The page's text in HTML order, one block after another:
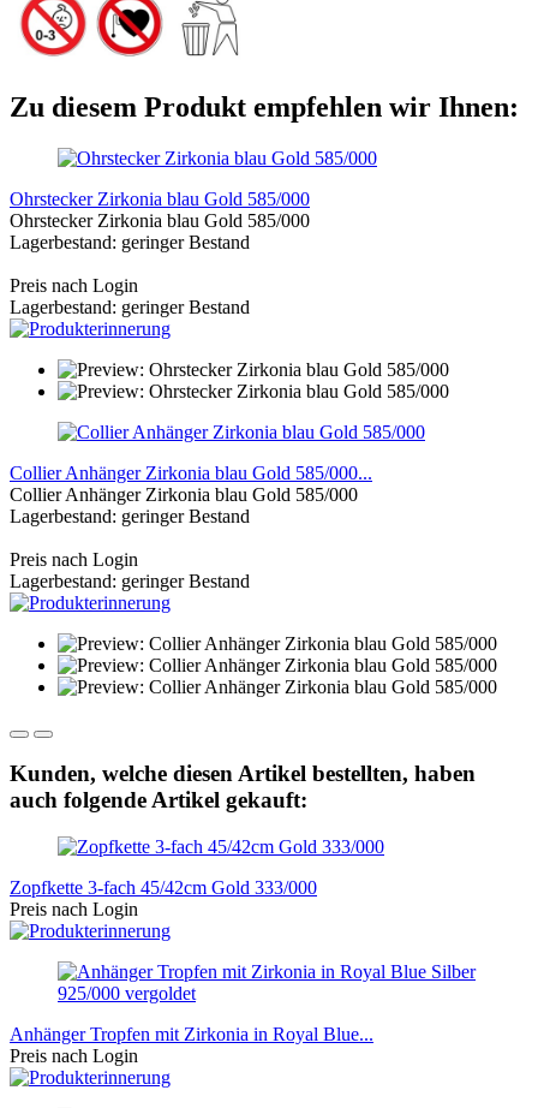
Zu diesem Produkt empfehlen wir Ihnen:
Ohrstecker Zirkonia blau Gold 585/000
Ohrstecker Zirkonia blau Gold 585/000
Lagerbestand: geringer Bestand
Preis nach Login
Lagerbestand: geringer Bestand
Collier Anhänger Zirkonia blau Gold 585/000...
Collier Anhänger Zirkonia blau Gold 585/000
Lagerbestand: geringer Bestand
Preis nach Login
Lagerbestand: geringer Bestand
Kunden, welche diesen Artikel bestellten, haben
auch folgende Artikel gekauft:
Zopfkette 3-fach 45/42cm Gold 333/000
Preis nach Login
Anhänger Tropfen mit Zirkonia in Royal Blue...
Preis nach Login